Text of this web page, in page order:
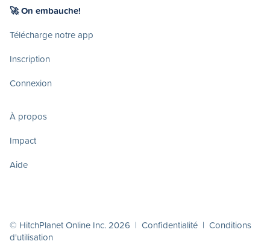
🚀 On embauche!
Télécharge notre app
Inscription
Connexion
À propos
Impact
Aide
© HitchPlanet Online Inc. 2026 | Confidentialité | Conditions
d'utilisation